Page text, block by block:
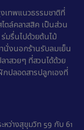
เทพแนวธรรมชาติที่
ตล์คลาสสิค เป็นส่วน
มรื่นไปด้วยต้นไม้
นั่งนอกร้านรับลมเย็น
าสวยๆ ที่สวนได้ด้วย
กปลอดสารปลูกเองที่
หว่างสุขุมวิท 59 กับ 61